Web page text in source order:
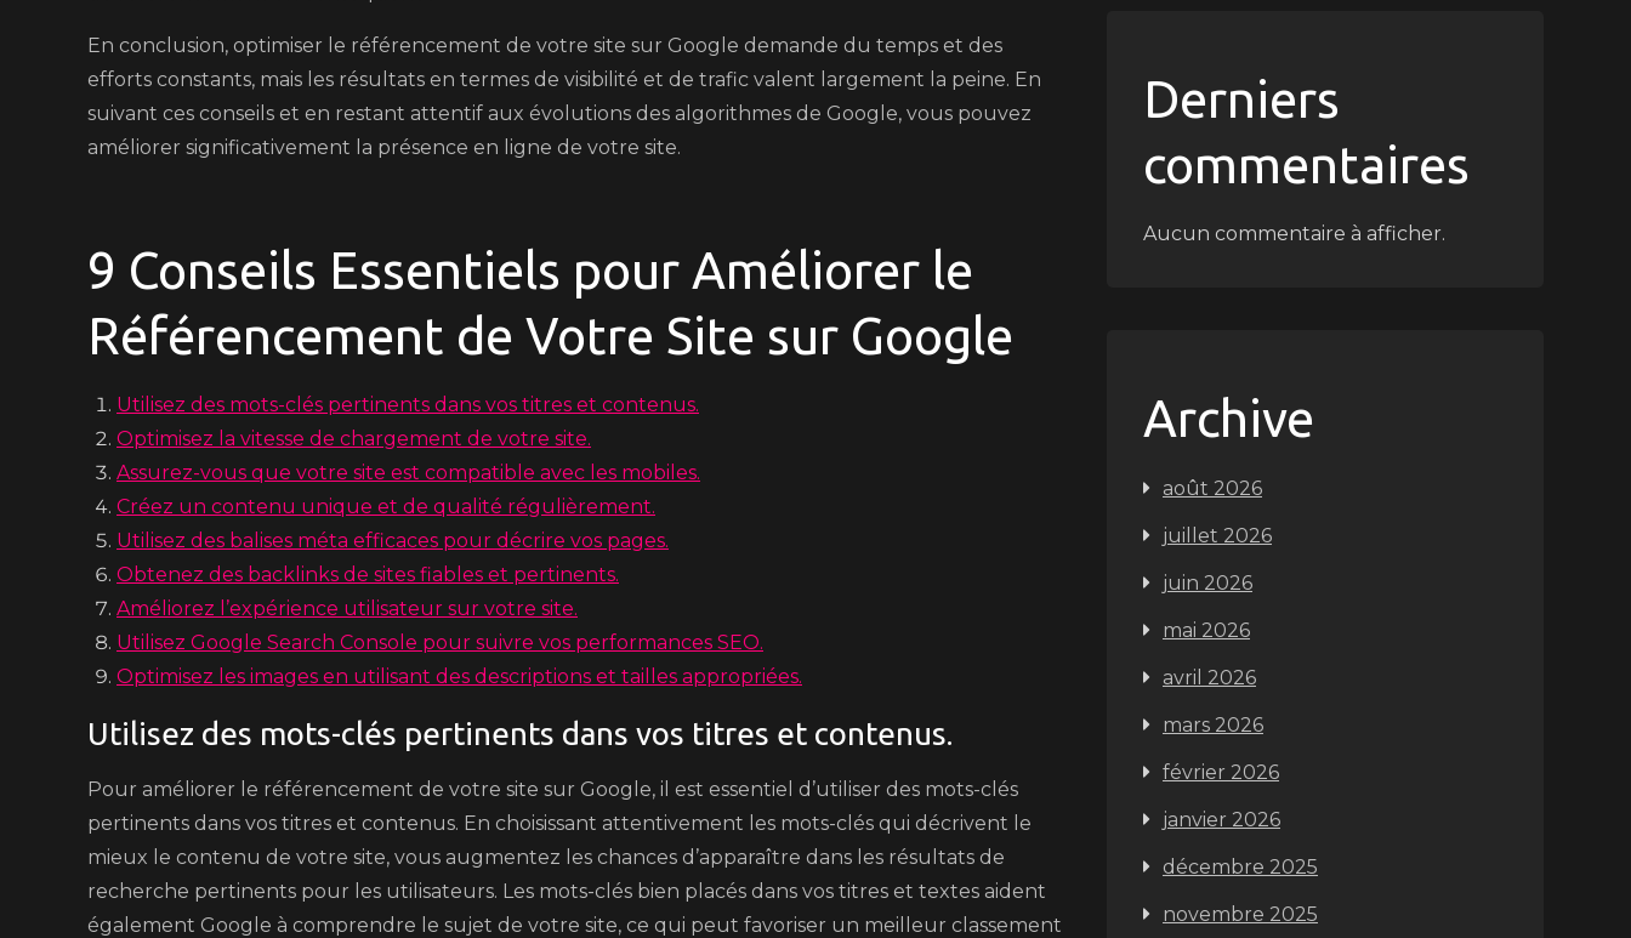
En conclusion, optimiser le référencement de votre site sur Google demande du temps et des
efforts constants, mais les résultats en termes de visibilité et de trafic valent largement la peine. En
suivant ces conseils et en restant attentif aux évolutions des algorithmes de Google, vous pouvez
améliorer significativement la présence en ligne de votre site.
9 Conseils Essentiels pour Améliorer le
Référencement de Votre Site sur Google
Utilisez des mots-clés pertinents dans vos titres et contenus.
Optimisez la vitesse de chargement de votre site.
Assurez-vous que votre site est compatible avec les mobiles.
Créez un contenu unique et de qualité régulièrement.
Utilisez des balises méta efficaces pour décrire vos pages.
Obtenez des backlinks de sites fiables et pertinents.
Améliorez l’expérience utilisateur sur votre site.
Utilisez Google Search Console pour suivre vos performances SEO.
Optimisez les images en utilisant des descriptions et tailles appropriées.
Utilisez des mots-clés pertinents dans vos titres et contenus.
Pour améliorer le référencement de votre site sur Google, il est essentiel d’utiliser des mots-clés
pertinents dans vos titres et contenus. En choisissant attentivement les mots-clés qui décrivent le
mieux le contenu de votre site, vous augmentez les chances d’apparaître dans les résultats de
recherche pertinents pour les utilisateurs. Les mots-clés bien placés dans vos titres et textes aident
également Google à comprendre le sujet de votre site, ce qui peut favoriser un meilleur classement
Derniers
commentaires
Aucun commentaire à afficher.
Archive
août 2026
juillet 2026
juin 2026
mai 2026
avril 2026
mars 2026
février 2026
janvier 2026
décembre 2025
novembre 2025